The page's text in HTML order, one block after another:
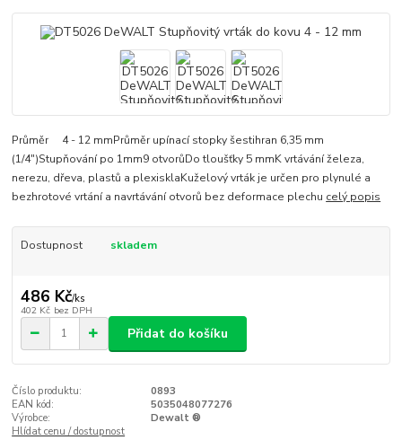
Průměr 4 - 12 mmPrůměr upínací stopky šestihran 6,35 mm
(1/4")Stupňování po 1mm9 otvorůDo tloušťky 5 mmK vrtávání železa,
nerezu, dřeva, plastů a plexisklaKuželový vrták je určen pro plynulé a
bezhrotové vrtání a navrtávání otvorů bez deformace plechu celý popis
Dostupnost skladem
486 Kč/ks
402 Kč bez DPH
Přidat do košíku
Číslo produktu:
0893
EAN kód:
5035048077276
Výrobce:
Dewalt ®
Hlídat cenu / dostupnost